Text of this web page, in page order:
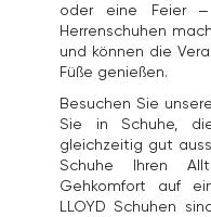
oder eine Feier
Herrenschuhen
und können die
Füße genießen.
Besuchen Sie
Sie in Schuhe,
gleichzeitig gut
Schuhe Ihren
Gehkomfort auf
LLOYD Schuhen